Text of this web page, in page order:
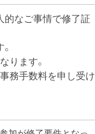
なご事情で修了証
ります。
務手数料を申し受け